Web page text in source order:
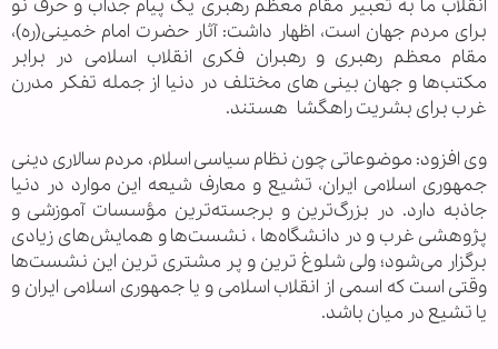
انقلاب ما به تعبیر مقام معظم رهبری یک پیام جذاب و حرف نو
برای مردم جهان است، اظهار داشت: آثار حضرت امام خمینی(ره)،
مقام معظم رهبری و رهبران فکری انقلاب اسلامی در برابر
مکتب‌ها و جهان بینی های مختلف در دنیا از جمله تفکر مدرن
غرب برای بشریت راهگشا هستند.
وی افزود: موضوعاتی چون نظام سیاسی اسلام، مردم سالاری دینی
جمهوری اسلامی ایران، تشیع و معارف شیعه این موارد در دنیا
جاذبه دارد. در بزرگ‌ترین و برجسته‌ترین مؤسسات آموزشی و
پژوهشی غرب و در دانشگاه‌ها ، نشست‌ها و همایش‌های زیادی
برگزار می‌شود؛ ولی شلوغ ترین و پر مشتری ترین این نشست‌ها
وقتی است که اسمی از انقلاب اسلامی و یا جمهوری اسلامی ایران و
یا تشیع در میان باشد.